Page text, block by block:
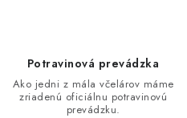
Potravinová prevádzka
Ako jedni z mála včelárov máme
zriadenú oficiálnu potravinovú
prevádzku.